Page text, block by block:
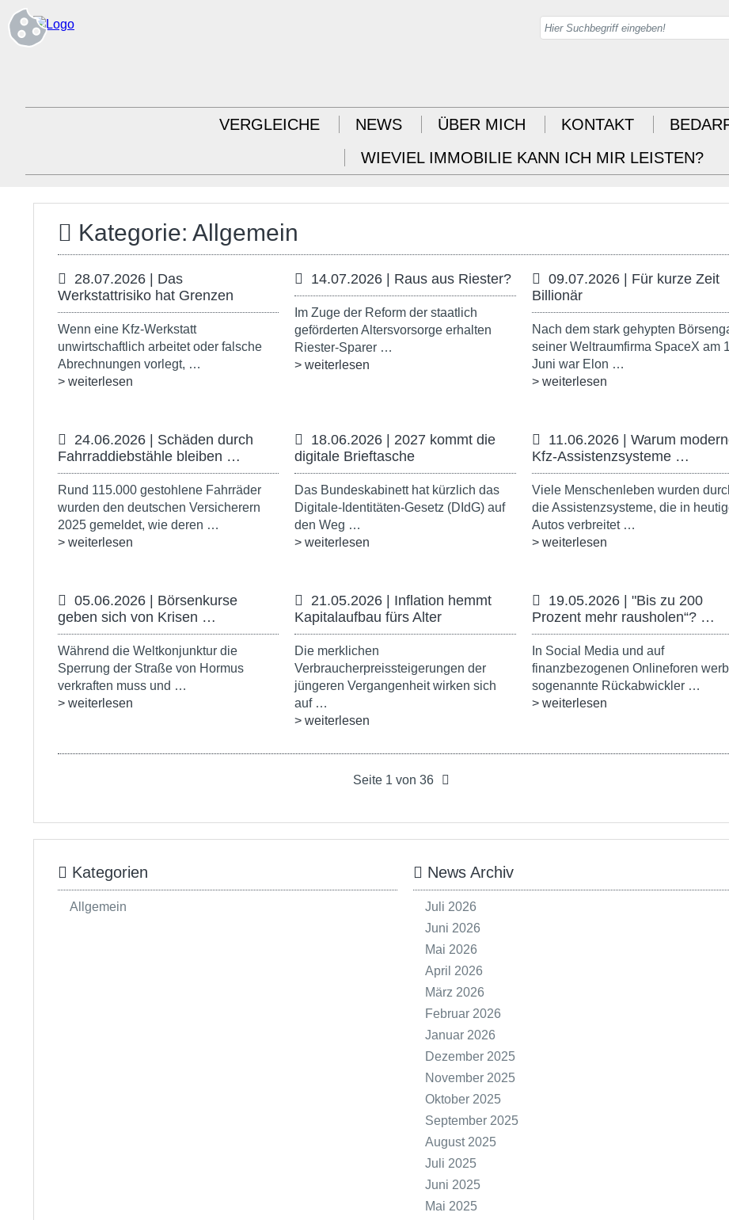
VERGLEICHE NEWS ÜBER MICH KONTAKT
WIEVIEL IMMOBILIE KANN ICH MIR LEISTEN?
Kategorie: Allgemein
28.07.2026 | Das
Werkstattrisiko hat Grenzen
Wenn eine Kfz-Werkstatt
unwirtschaftlich arbeitet oder falsche
Abrechnungen vorlegt, …
> weiterlesen
14.07.2026 | Raus aus Riester?
Im Zuge der Reform der staatlich
geförderten Altersvorsorge erhalten
Riester-Sparer …
> weiterlesen
09.07.2026 | Für kurze Zeit
Billionär
Nach dem stark gehypten
seiner Weltraumfirma SpaceX am
Juni war Elon …
> weiterlesen
24.06.2026 | Schäden durch
Fahrraddiebstähle bleiben …
Rund 115.000 gestohlene Fahrräder
wurden den deutschen Versicherern
2025 gemeldet, wie deren …
> weiterlesen
18.06.2026 | 2027 kommt die
digitale Brieftasche
Das Bundeskabinett hat kürzlich das
Digitale-Identitäten-Gesetz (DIdG) auf
den Weg …
> weiterlesen
11.06.2026 | Warum
Kfz-Assistenzsysteme …
Viele Menschenleben wurden
die Assistenzsysteme, die in
Autos verbreitet …
> weiterlesen
05.06.2026 | Börsenkurse
geben sich von Krisen …
Während die Weltkonjunktur die
Sperrung der Straße von Hormus
verkraften muss und …
> weiterlesen
21.05.2026 | Inflation hemmt
Kapitalaufbau fürs Alter
Die merklichen
Verbraucherpreissteigerungen der
jüngeren Vergangenheit wirken sich
auf …
> weiterlesen
19.05.2026 | "Bis zu 200
Prozent mehr rausholen“? …
In Social Media und auf
finanzbezogenen Onlineforen
sogenannte Rückabwickler …
> weiterlesen
Seite 1 von 36
Kategorien
Allgemein
News Archiv
Juli 2026
Juni 2026
Mai 2026
April 2026
März 2026
Februar 2026
Januar 2026
Dezember 2025
November 2025
Oktober 2025
September 2025
August 2025
Juli 2025
Juni 2025
Mai 2025